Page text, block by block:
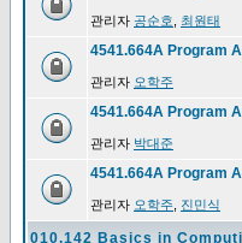
관리자 공순호 최원태
4541.664A Program
관리자 오학주
4541.664A Program
관리자 박대준
4541.664A Program
관리자 오학주 진민식
010.142 Basics in